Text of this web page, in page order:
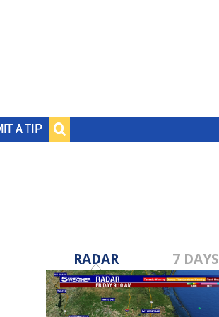
A TIP
RADAR 7 DAYS